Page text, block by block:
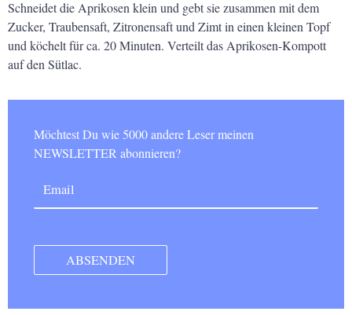
Schneidet die Aprikosen klein und gebt sie zusammen mit dem
Zucker, Traubensaft, Zitronensaft und Zimt in einen kleinen Topf
und köchelt fürca. 20 Minuten. Verteilt das Aprikosen-Kompott
auf den Sütlac.
Möchtest Du wie 5000 andere Leser meinen
NEWSLETTER abonnieren?